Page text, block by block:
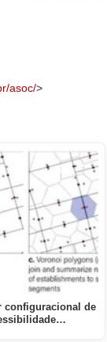
asoc/>
configuracional de